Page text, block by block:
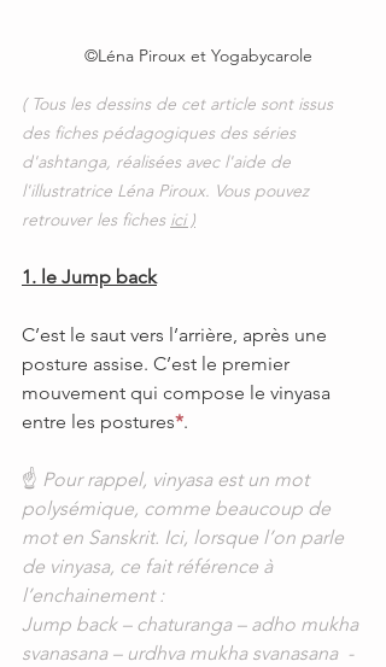
  ©Léna Piroux et Yogabycarole
( Tous les dessins de cet article sont issus
des fiches pédagogiques des séries
d'ashtanga, réalisées avec l'aide de
l'illustratrice Léna Piroux. Vous pouvez
retrouver les fiches ici )
1. le Jump back
C’est le saut vers l’arrière, après une
posture assise. C’est le premier
mouvement qui compose le vinyasa
entre les postures*.
☝️ Pour rappel, vinyasa est un mot
polysémique, comme beaucoup de
mot en Sanskrit. Ici, lorsque l’on parle
de vinyasa, ce fait référence à
l’enchainement :
Jump back – chaturanga – adho mukha
svanasana – urdhva mukha svanasana  -